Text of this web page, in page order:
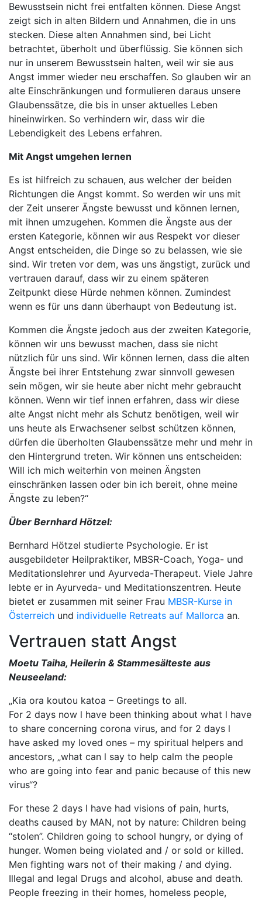
Bewusstsein nicht frei entfalten können. Diese Angst
zeigt sich in alten Bildern und Annahmen, die in uns
stecken. Diese alten Annahmen sind, bei Licht
betrachtet, überholt und überflüssig. Sie können sich
nur in unserem Bewusstsein halten, weil wir sie aus
Angst immer wieder neu erschaffen. So glauben wir an
alte Einschränkungen und formulieren daraus unsere
Glaubenssätze, die bis in unser aktuelles Leben
hineinwirken. So verhindern wir, dass wir die
Lebendigkeit des Lebens erfahren.
Mit Angst umgehen lernen
Es ist hilfreich zu schauen, aus welcher der beiden
Richtungen die Angst kommt. So werden wir uns mit
der Zeit unserer Ängste bewusst und können lernen,
mit ihnen umzugehen. Kommen die Ängste aus der
ersten Kategorie, können wir aus Respekt vor dieser
Angst entscheiden, die Dinge so zu belassen, wie sie
sind. Wir treten vor dem, was uns ängstigt, zurück und
vertrauen darauf, dass wir zu einem späteren
Zeitpunkt diese Hürde nehmen können. Zumindest
wenn es für uns dann überhaupt von Bedeutung ist.
Kommen die Ängste jedoch aus der zweiten Kategorie,
können wir uns bewusst machen, dass sie nicht
nützlich für uns sind. Wir können lernen, dass die alten
Ängste bei ihrer Entstehung zwar sinnvoll gewesen
sein mögen, wir sie heute aber nicht mehr gebraucht
können. Wenn wir tief innen erfahren, dass wir diese
alte Angst nicht mehr als Schutz benötigen, weil wir
uns heute als Erwachsener selbst schützen können,
dürfen die überholten Glaubenssätze mehr und mehr in
den Hintergrund treten. Wir können uns entscheiden:
Will ich mich weiterhin von meinen Ängsten
einschränken lassen oder bin ich bereit, ohne meine
Ängste zu leben?“
Über Bernhard Hötzel:
Bernhard Hötzel studierte Psychologie. Er ist
ausgebildeter Heilpraktiker, MBSR-Coach, Yoga- und
Meditationslehrer und Ayurveda-Therapeut. Viele Jahre
lebte er in Ayurveda- und Meditationszentren. Heute
bietet er zusammen mit seiner Frau MBSR-Kurse in
Österreich und individuelle Retreats auf Mallorca an.
Vertrauen statt Angst
Moetu Taiha, Heilerin & Stammesälteste aus
Neuseeland:
„Kia ora koutou katoa – Greetings to all.
For 2 days now l have been thinking about what l have
to share concerning corona virus, and for 2 days l
have asked my loved ones – my spiritual helpers and
ancestors, „what can l say to help calm the people
who are going into fear and panic because of this new
virus“?
For these 2 days l have had visions of pain, hurts,
deaths caused by MAN, not by nature: Children being
“stolen”. Children going to school hungry, or dying of
hunger. Women being violated and / or sold or killed.
Men fighting wars not of their making / and dying.
Illegal and legal Drugs and alcohol, abuse and death.
People freezing in their homes, homeless people,